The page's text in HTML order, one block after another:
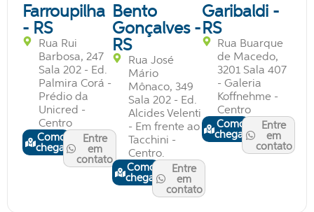
Farroupilha
- RS
Rua Rui
Barbosa, 247
Sala 202 - Ed.
Palmira Corá -
Prédio da
Unicred -
Centro
Como
chegar
Entre
em
contato
Bento
Gonçalves -
RS
Rua José
Mário
Mônaco, 349
Sala 202 - Ed.
Alcides Velenti
- Em frente ao
Tacchini -
Centro.
Como
chegar
Entre
em
contato
Garibaldi -
RS
Rua Buarque
de Macedo,
3201 Sala 407
- Galeria
Koffnehme -
Centro
Como
chegar
Entre
em
contato